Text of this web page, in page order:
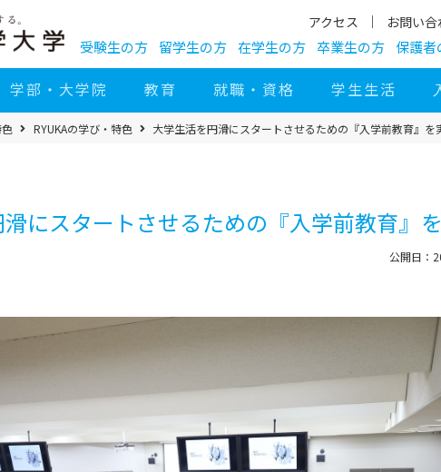
アクセス お問い合
受験生の方 留学生の方 在学生の方 卒業生の方 保護者
学部・大学院 教育 就職・資格 学生生活
RYUKAの学び・特色 大学生活を円滑にスタートさせるための『入学前教育』を
にスタートさせるための『入学前教育』
公開日：